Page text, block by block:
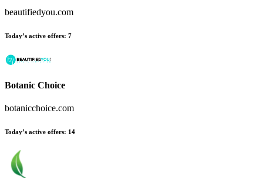
beautifiedyou.com
Today’s active offers: 7
Botanic Choice
botanicchoice.com
Today’s active offers: 14